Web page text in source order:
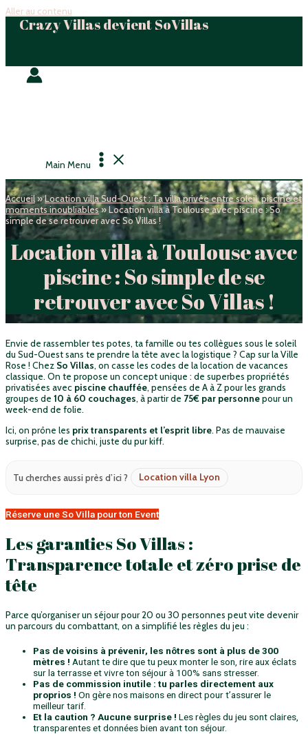
Aller au contenu
Crazy Villas devient SoVillas
Main Menu
Accueil»Location villa Sud-Ouest : Ta villa privée entre soleil, piscine et
moments inoubliables»Location villa à Toulouse avec piscine : So
simple de se retrouver avec So Villas !
Location villa à Toulouse avec
piscine : So simple de se
retrouver avec So Villas !
Envie de rassembler tes potes, ta famille ou tes collègues sous le soleil
du Sud-Ouest sans te prendre la tête avec la logistique ? Cap sur la Ville
Rose ! Chez So Villas, on casse les codes de la location de vacances
classique. On te propose un concept unique : de superbes propriétés
privatisées avec piscine chauffée, pensées de A à Z pour les grands
groupes de 10 à 60 couchages, à partir de 75€ par personnepour un
week-end de folie.
Ici, on prône les prix transparents et l’esprit libre. Pas de mauvaise
surprise, pas de chichi, juste du pur kiff.
Tu cherches aussi près d’ici ? Location villa Lyon
Réserve une So Villa pour ton Event
Les garanties So Villas :
Transparence totale et zéro prise de
tête
Parce qu’organiser un séjour pour 20 ou 30 personnes peut vite devenir
un parcours du combattant, on a simplifié les règles du jeu :
Pas de voisins à prévenir, les nôtres sont à plus de 300
mètres ! Autant te dire que tu peux monter le son, rire aux éclats
sur la terrasse et vivre ton séjour à 100% sans stresser.
Pas de commission inutile : tu parles directement aux
proprios ! On gère nos maisons en direct pour t’assurer le
meilleur tarif.
Et la caution ? Aucune surprise ! Les règles du jeu sont claires,
transparentes et données bien avant ton séjour.